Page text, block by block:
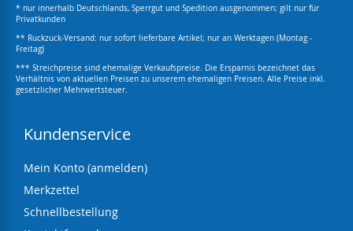
* nur innerhalb Deutschlands, Sperrgut und Spedition ausgenommen; gilt nur für
Privatkunden
** Ruckzuck-Versand: nur sofort lieferbare Artikel; nur an Werktagen (Montag -
Freitag)
*** Streichpreise sind ehemalige Verkaufspreise. Die Ersparnis bezeichnet das
Verhältnis von aktuellen Preisen zu unserem ehemaligen Preisen. Alle Preise inkl.
gesetzlicher Mehrwertsteuer.
Kundenservice
Mein Konto (anmelden)
Merkzettel
Schnellbestellung